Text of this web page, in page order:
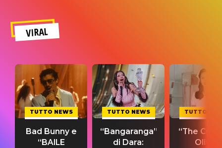
VIRAL
TUTTO NEWS
Bad Bunny e
“BAILE
TUTTO NEWS
“Bangaranga”
di Dara:
TUTTO
“The
Olivia